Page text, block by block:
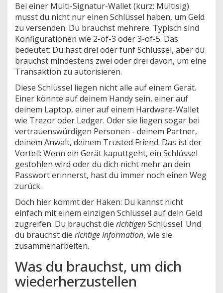
Bei einer Multi-Signatur-Wallet (kurz: Multisig)
musst du nicht nur einen Schlüssel haben, um Geld
zu versenden. Du brauchst mehrere. Typisch sind
Konfigurationen wie 2-of-3 oder 3-of-5. Das
bedeutet: Du hast drei oder fünf Schlüssel, aber du
brauchst mindestens zwei oder drei davon, um eine
Transaktion zu autorisieren.
Diese Schlüssel liegen nicht alle auf einem Gerät.
Einer könnte auf deinem Handy sein, einer auf
deinem Laptop, einer auf einem Hardware-Wallet
wie Trezor oder Ledger. Oder sie liegen sogar bei
vertrauenswürdigen Personen - deinem Partner,
deinem Anwalt, deinem Trusted Friend. Das ist der
Vorteil: Wenn ein Gerät kaputtgeht, ein Schlüssel
gestohlen wird oder du dich nicht mehr an dein
Passwort erinnerst, hast du immer noch einen Weg
zurück.
Doch hier kommt der Haken: Du kannst nicht
einfach mit einem einzigen Schlüssel auf dein Geld
zugreifen. Du brauchst die richtigenSchlüssel. Und
du brauchst die richtige Information, wie sie
zusammenarbeiten.
Was du brauchst, um dich
wiederherzustellen